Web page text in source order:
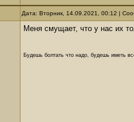
Дата: Вторник, 14.09.2021, 00:12 |
Меня смущает, что у нас их
Будешь болтать что надо, будешь иметь